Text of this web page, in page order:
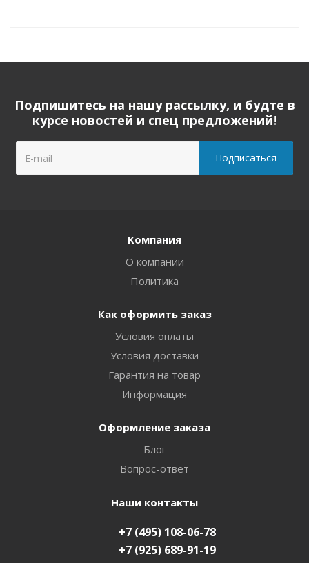
Подпишитесь на нашу рассылку, и будте в
курсе новостей и спец предложений!
Компания
О компании
Политика
Как оформить заказ
Условия оплаты
Условия доставки
Гарантия на товар
Информация
Оформление заказа
Блог
Вопрос-ответ
Наши контакты
+7 (495) 108-06-78
+7 (925) 689-91-19